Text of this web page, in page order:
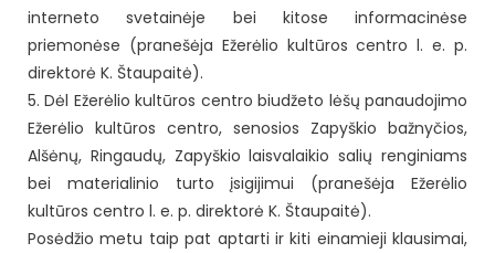
interneto svetainėje bei kitose informacinėse
priemonėse (pranešėja Ežerėlio kultūros centro l. e. p.
direktorė K. Štaupaitė).
5. Dėl Ežerėlio kultūros centro biudžeto lėšų panaudojimo
Ežerėlio kultūros centro, senosios Zapyškio bažnyčios,
Alšėnų, Ringaudų, Zapyškio laisvalaikio salių renginiams
bei materialinio turto įsigijimui (pranešėja Ežerėlio
kultūros centro l. e. p. direktorė K. Štaupaitė).
Posėdžio metu taip pat aptarti ir kiti einamieji klausimai,